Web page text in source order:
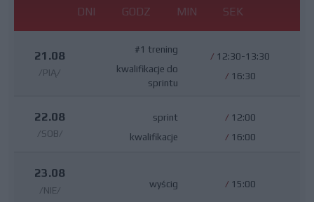
DNI GODZ MIN SEK
21.08
/PIĄ/
#1 trening
kwalifikacje do
sprintu
/ 12:30-13:30
/ 16:30
22.08
/SOB/
sprint
kwalifikacje
/ 12:00
/ 16:00
23.08
/NIE/
wyścig / 15:00